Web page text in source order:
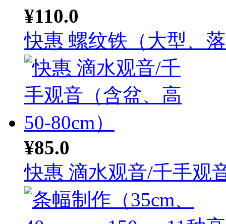
¥110.0
快惠 螺纹铁（大型、
¥85.0
快惠 滴水观音/千手观